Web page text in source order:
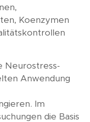
Koenzymen
Neurostress-
Anwendung
Im
die Basis